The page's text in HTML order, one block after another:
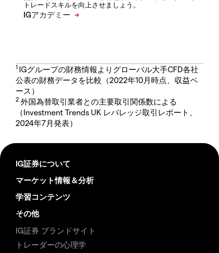
トレードスキルを向上させましょう。
1 IGグループの財務情報よりグローバル大手CFD各社
公表の財務データを比較（2022年10月時点、収益ベ
ース）
2 外国為替取引業者との主要取引関係数による
（Investment Trends UK レバレッジ取引レポート、
2024年7月発表）
IG証券について
マーケット情報＆分析
学習コンテンツ
その他
IG証券 ブランドサイト
トレーダーの心理学